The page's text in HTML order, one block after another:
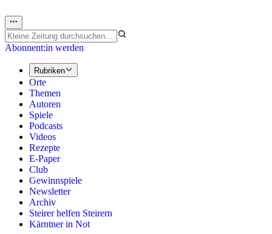
Abonnent:in werden
Rubriken
Orte
Themen
Autoren
Spiele
Podcasts
Videos
Rezepte
E-Paper
Club
Gewinnspiele
Newsletter
Archiv
Steirer helfen Steirern
Kärntner in Not